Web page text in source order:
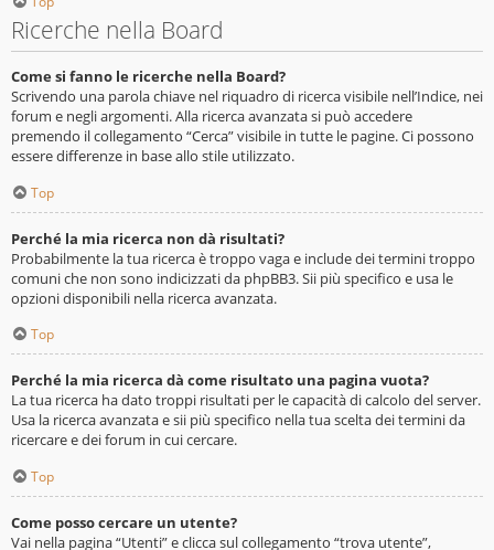
Ricerche nella Board
Come si fanno le ricerche nella Board?
Scrivendo una parola chiave nel riquadro di ricerca visibile nell’Indice, nei
forum e negli argomenti. Alla ricerca avanzata si può accedere
premendo il collegamento “Cerca” visibile in tutte le pagine. Ci possono
essere differenze in base allo stile utilizzato.
Top
Perché la mia ricerca non dà risultati?
Probabilmente la tua ricerca è troppo vaga e include dei termini troppo
comuni che non sono indicizzati da phpBB3. Sii più specifico e usa le
opzioni disponibili nella ricerca avanzata.
Top
Perché la mia ricerca dà come risultato una pagina vuota?
La tua ricerca ha dato troppi risultati per le capacità di calcolo del server.
Usa la ricerca avanzata e sii più specifico nella tua scelta dei termini da
ricercare e dei forum in cui cercare.
Top
Come posso cercare un utente?
Vai nella pagina “Utenti” e clicca sul collegamento “trova utente”,